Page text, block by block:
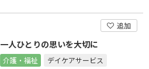
追加
一人ひとりの思いを大切に
介護・福祉 デイケアサービス